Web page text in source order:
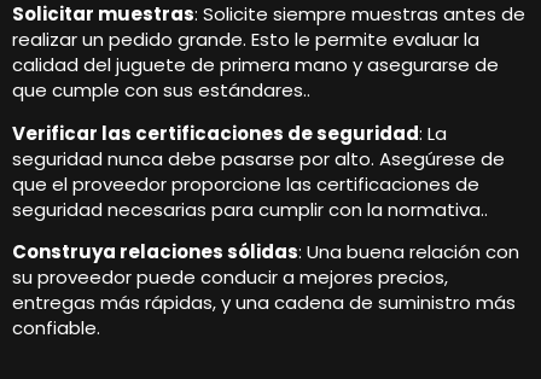
Solicitar muestras: Solicite siempre muestras antes de
realizar un pedido grande. Esto le permite evaluar la
calidad del juguete de primera mano y asegurarse de
que cumple con sus estándares..
Verificar las certificaciones de seguridad: La
seguridad nunca debe pasarse por alto. Asegúrese de
que el proveedor proporcione las certificaciones de
seguridad necesarias para cumplir con la normativa..
Construya relaciones sólidas: Una buena relación con
su proveedor puede conducir a mejores precios,
entregas más rápidas, y una cadena de suministro más
confiable.